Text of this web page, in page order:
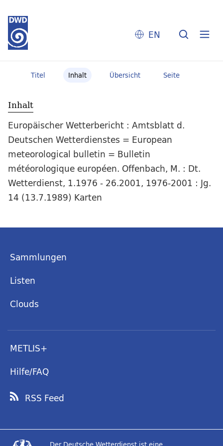
EN
Titel Inhalt Übersicht Seite
Inhalt
Europäischer Wetterbericht : Amtsblatt d.
Deutschen Wetterdienstes = European
meteorological bulletin = Bulletin
météorologique européen. Offenbach, M. : Dt.
Wetterdienst, 1.1976 - 26.2001, 1976-2001 : Jg.
14 (13.7.1989) Karten
Sammlungen
Listen
Clouds
METLIS+
Hilfe/FAQ
RSS Feed